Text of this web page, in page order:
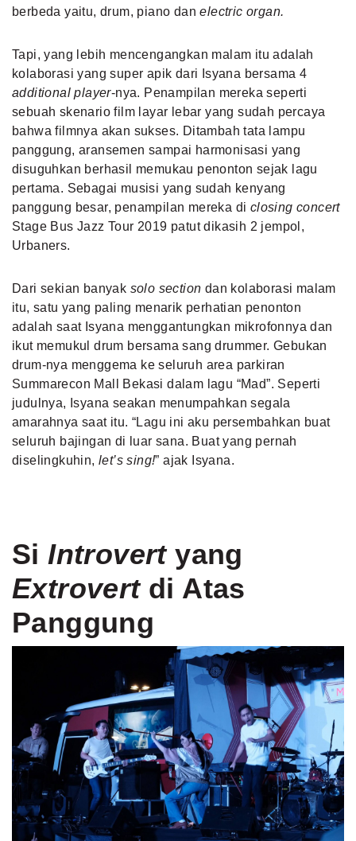
berbeda yaitu, drum, piano danelectric organ.
Tapi, yang lebih mencengangkan malam itu adalah
kolaborasi yang super apik dari Isyana bersama 4
additional player-nya. Penampilan mereka seperti
sebuah skenario film layar lebar yang sudah percaya
bahwa filmnya akan sukses. Ditambah tata lampu
panggung, aransemen sampai harmonisasi yang
disuguhkan berhasil memukau penonton sejak lagu
pertama. Sebagai musisi yang sudah kenyang
panggung besar, penampilan mereka di closing concert
Stage Bus Jazz Tour 2019 patut dikasih 2 jempol,
Urbaners.
Dari sekian banyak solo section dan kolaborasi malam
itu, satu yang paling menarik perhatian penonton
adalah saat Isyana menggantungkan mikrofonnya dan
ikut memukul drum bersama sang drummer. Gebukan
drum-nya menggema ke seluruh area parkiran
Summarecon Mall Bekasi dalam lagu “Mad”. Seperti
judulnya, Isyana seakan menumpahkan segala
amarahnya saat itu. “Lagu ini aku persembahkan buat
seluruh bajingan di luar sana. Buat yang pernah
diselingkuhin,let’s sing!” ajak Isyana.
Si Introvertyang
Extrovertdi Atas
Panggung